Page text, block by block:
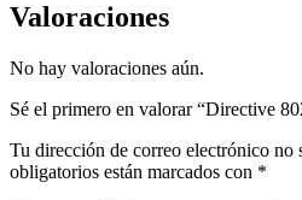
Valoraciones
No hay valoraciones aún.
Sé el primero en valorar “Directive
Tu dirección de correo electrónico no
obligatorios están marcados con *